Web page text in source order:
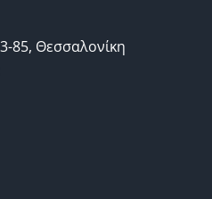
85, Θεσσαλονίκη